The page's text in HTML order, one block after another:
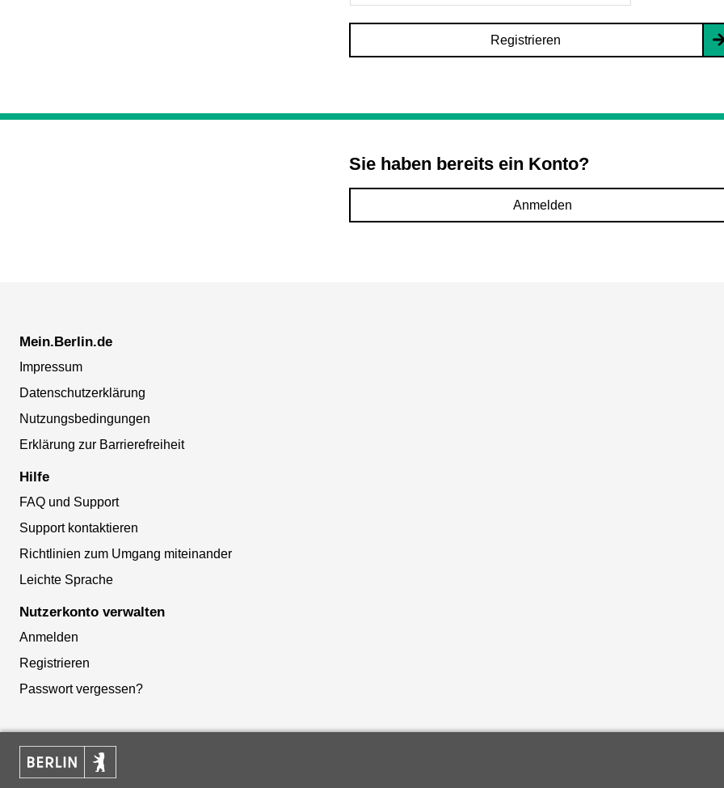
Registrieren
Sie haben bereits ein Konto?
Anmelden
Mein.Berlin.de
Impressum
Datenschutzerklärung
Nutzungsbedingungen
Erklärung zur Barrierefreiheit
Hilfe
FAQ und Support
Support kontaktieren
Richtlinien zum Umgang miteinander
Leichte Sprache
Nutzerkonto verwalten
Anmelden
Registrieren
Passwort vergessen?